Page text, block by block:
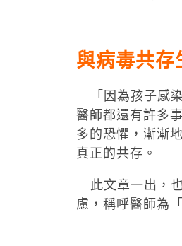
與病毒共存
「因為孩子感
醫師都還有許多
多的恐懼，漸漸
真正的共存。
此文章一出，
慮，稱呼醫師為